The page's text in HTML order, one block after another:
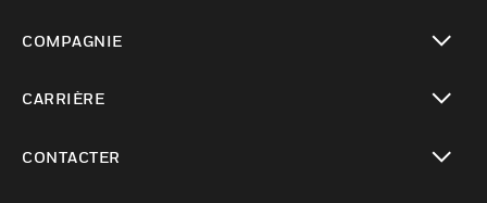
COMPAGNIE
CARRIÈRE
CONTACTER